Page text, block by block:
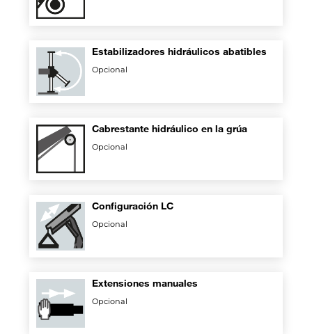
Estabilizadores hidráulicos abatibles
Opcional
Cabrestante hidráulico en la grúa
Opcional
Configuración LC
Opcional
Extensiones manuales
Opcional